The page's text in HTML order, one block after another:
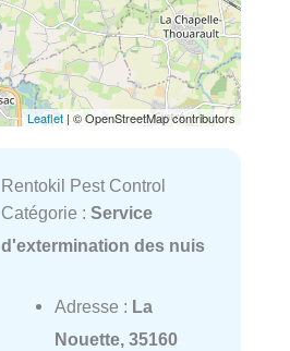
Leaflet| © OpenStreetMap contributors
Rentokil Pest Control
Catégorie : Service
d'extermination des nuis
Adresse : La
Nouette, 35160